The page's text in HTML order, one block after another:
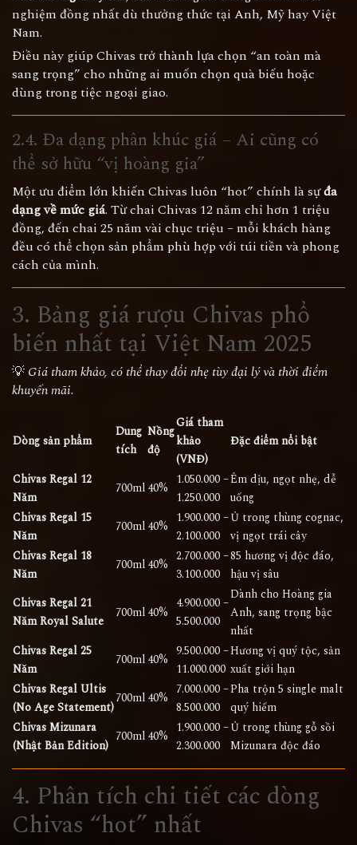
nghiệm đồng nhất dù thưởng thức tại Anh, Mỹ hay Việt
Nam.
Điều này giúp Chivas trở thành lựa chọn “an toàn mà
sang trọng” cho những ai muốn chọn quà biếu hoặc
dùng trong tiệc ngoại giao.
2.4. Đa dạng phân khúc giá – Ai cũng có
thể sở hữu “vị hoàng gia”
Một ưu điểm lớn khiến Chivas luôn “hot” chính là sựđa
dạng về mức giá. Từ chai Chivas 12 năm chỉ hơn 1 triệu
đồng, đến chai 25 năm vài chục triệu – mỗi khách hàng
đều có thể chọn sản phẩm phù hợp với túi tiền và phong
cách của mình.
3. Bảng giá rượu Chivas phổ
biến nhất tại Việt Nam 2025
💡 Giá tham khảo, có thể thay đổi nhẹ tùy đại lý và thời điểm
khuyến mãi.
Dòng sản phẩm
Dung
tích
Nồng
độ
Giá tham
khảo
(VNĐ)
Đặc điểm nổi bật
Chivas Regal 12
Năm
700ml40%
1.050.000 –
1.250.000
Êm dịu, ngọt nhẹ, dễ
uống
Chivas Regal 15
Năm
700ml40%
1.900.000 –
2.100.000
Ủ trong thùng cognac,
vị ngọt trái cây
Chivas Regal 18
Năm
700ml40%
2.700.000 –
3.100.000
85 hương vị độc đáo,
hậu vị sâu
Chivas Regal 21
Năm Royal Salute
700ml40%
4.900.000 –
5.500.000
Dành cho Hoàng gia
Anh, sang trọng bậc
nhất
Chivas Regal 25
Năm
700ml40%
9.500.000 –
11.000.000
Hương vị quý tộc, sản
xuất giới hạn
Chivas Regal Ultis
(No Age Statement)
700ml40%
7.000.000 –
8.500.000
Pha trộn 5 single malt
quý hiếm
Chivas Mizunara
(Nhật Bản Edition)
700ml40%
1.900.000 –
2.300.000
Ủ trong thùng gỗ sồi
Mizunara độc đáo
4. Phân tích chi tiết các dòng
Chivas “hot” nhất